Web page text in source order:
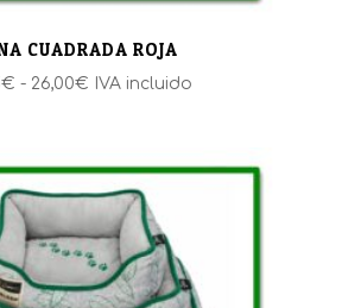
CUADRADA ROJA
€ - 26,00€Rango
desde
14,55€
hasta
26,00€
IVA incluido